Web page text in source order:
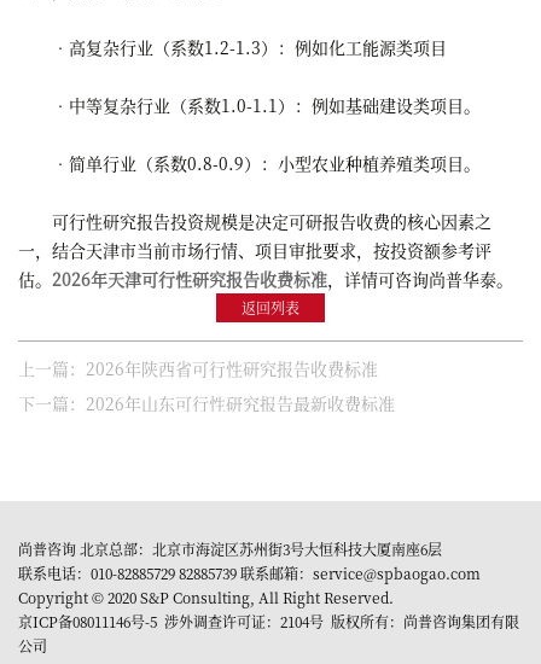
•高复杂行业（系数1.2-1.3）：例如化工能源类项目
•中等复杂行业（系数1.0-1.1）：例如基础建设类项目。
•简单行业（系数0.8-0.9）：小型农业种植养殖类项目。
可行性研究报告投资规模是决定可研报告收费的核心因素之
一，结合天津市当前市场行情、项目审批要求，按投资额参考评
估。 2026年天津可行性研究报告收费标准 ，详情可咨询尚普华泰。
返回列表
上一篇：2026年陕西省可行性研究报告收费标准
下一篇：2026年山东可行性研究报告最新收费标准
尚普咨询 北京总部：北京市海淀区苏州街3号大恒科技大厦南座6层
联系电话：010-82885729 82885739 联系邮箱：service@spbaogao.com
Copyright © 2020 S&P Consulting, All Right Reserved.
京ICP备08011146号-5 涉外调查许可证：2104号 版权所有：尚普咨询集团有限
公司